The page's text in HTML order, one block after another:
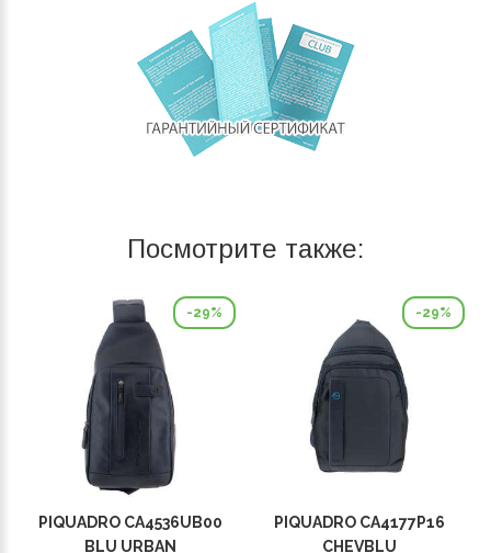
Посмотрите также:
-29%
PIQUADRO CA4536UB00
BLU URBAN
-29%
PIQUADRO CA4177P16
CHEVBLU